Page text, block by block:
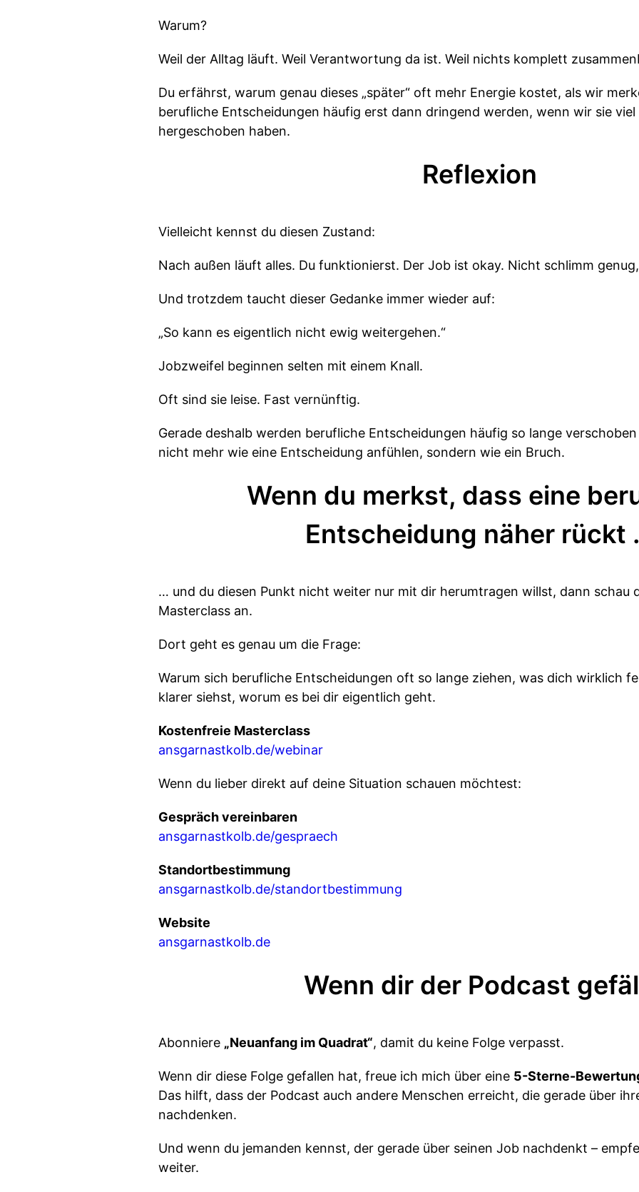
Warum?
Weil der Alltag läuft. Weil Verantwortung da ist. Weil nichts komplett
Du erfährst, warum genau dieses „später“ oft mehr Energie kostet, als wir
berufliche Entscheidungen häufig erst dann dringend werden, wenn wir sie
hergeschoben haben.
Reflexion
Vielleicht kennst du diesen Zustand:
Nach außen läuft alles. Du funktionierst. Der Job ist okay. Nicht schlimm
Und trotzdem taucht dieser Gedanke immer wieder auf:
„So kann es eigentlich nicht ewig weitergehen.“
Jobzweifel beginnen selten mit einem Knall.
Oft sind sie leise. Fast vernünftig.
Gerade deshalb werden berufliche Entscheidungen häufig so lange
nicht mehr wie eine Entscheidung anfühlen, sondern wie ein Bruch.
Wenn du merkst, dass eine
Entscheidung näher rückt
… und du diesen Punkt nicht weiter nur mit dir herumtragen willst, dann schau
Masterclass an.
Dort geht es genau um die Frage:
Warum sich berufliche Entscheidungen oft so lange ziehen, was dich wirklich
klarer siehst, worum es bei dir eigentlich geht.
Kostenfreie Masterclass
ansgarnastkolb.de/webinar
Wenn du lieber direkt auf deine Situation schauen möchtest:
Gespräch vereinbaren
ansgarnastkolb.de/gespraech
Standortbestimmung
ansgarnastkolb.de/standortbestimmung
Website
ansgarnastkolb.de
Wenn dir der Podcast
Abonniere „Neuanfang im Quadrat“, damit du keine Folge verpasst.
Wenn dir diese Folge gefallen hat, freue ich mich über eine 5-Sterne-
Das hilft, dass der Podcast auch andere Menschen erreicht, die gerade über
nachdenken.
Und wenn du jemanden kennst, der gerade über seinen Job nachdenkt –
weiter.